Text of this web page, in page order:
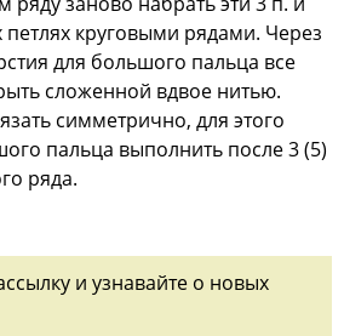
петлях круговыми рядами. Через
для большого пальца все
сложенной вдвое нитью.
симметрично, для этого
пальца выполнить после 3 (5)
ряда.
и узнавайте о новых